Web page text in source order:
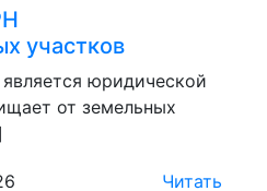
участков
юридической
от земельных
Читать